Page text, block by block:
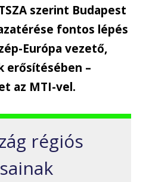
szerint Budapest
fontos lépés
Európa vezető,
erősítésében –
az MTI-vel.
régiós